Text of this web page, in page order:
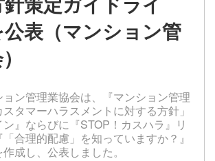
表（マンション管
ョン管理業協会は、『マンション管理
タマーハラスメントに対する方針」
』ならびに『STOP！カスハラ』リ
合理的配慮」を知っていますか？』
成し、公表しました。